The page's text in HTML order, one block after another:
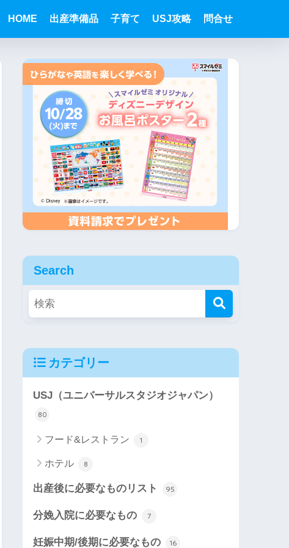
HOME 出産準備品 子育て USJ攻略 問合せ
Search
カテゴリー
USJ（ユニバーサルスタジオジャパン）
80
フード&レストラン 1
ホテル 8
出産後に必要なものリスト 95
分娩入院に必要なもの 7
妊娠中期/後期に必要なもの 16